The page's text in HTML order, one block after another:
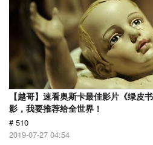
【越哥】速看奥斯卡最佳影片《绿皮
影，我要推荐给全世界！
# 510
2019-07-27 04:54